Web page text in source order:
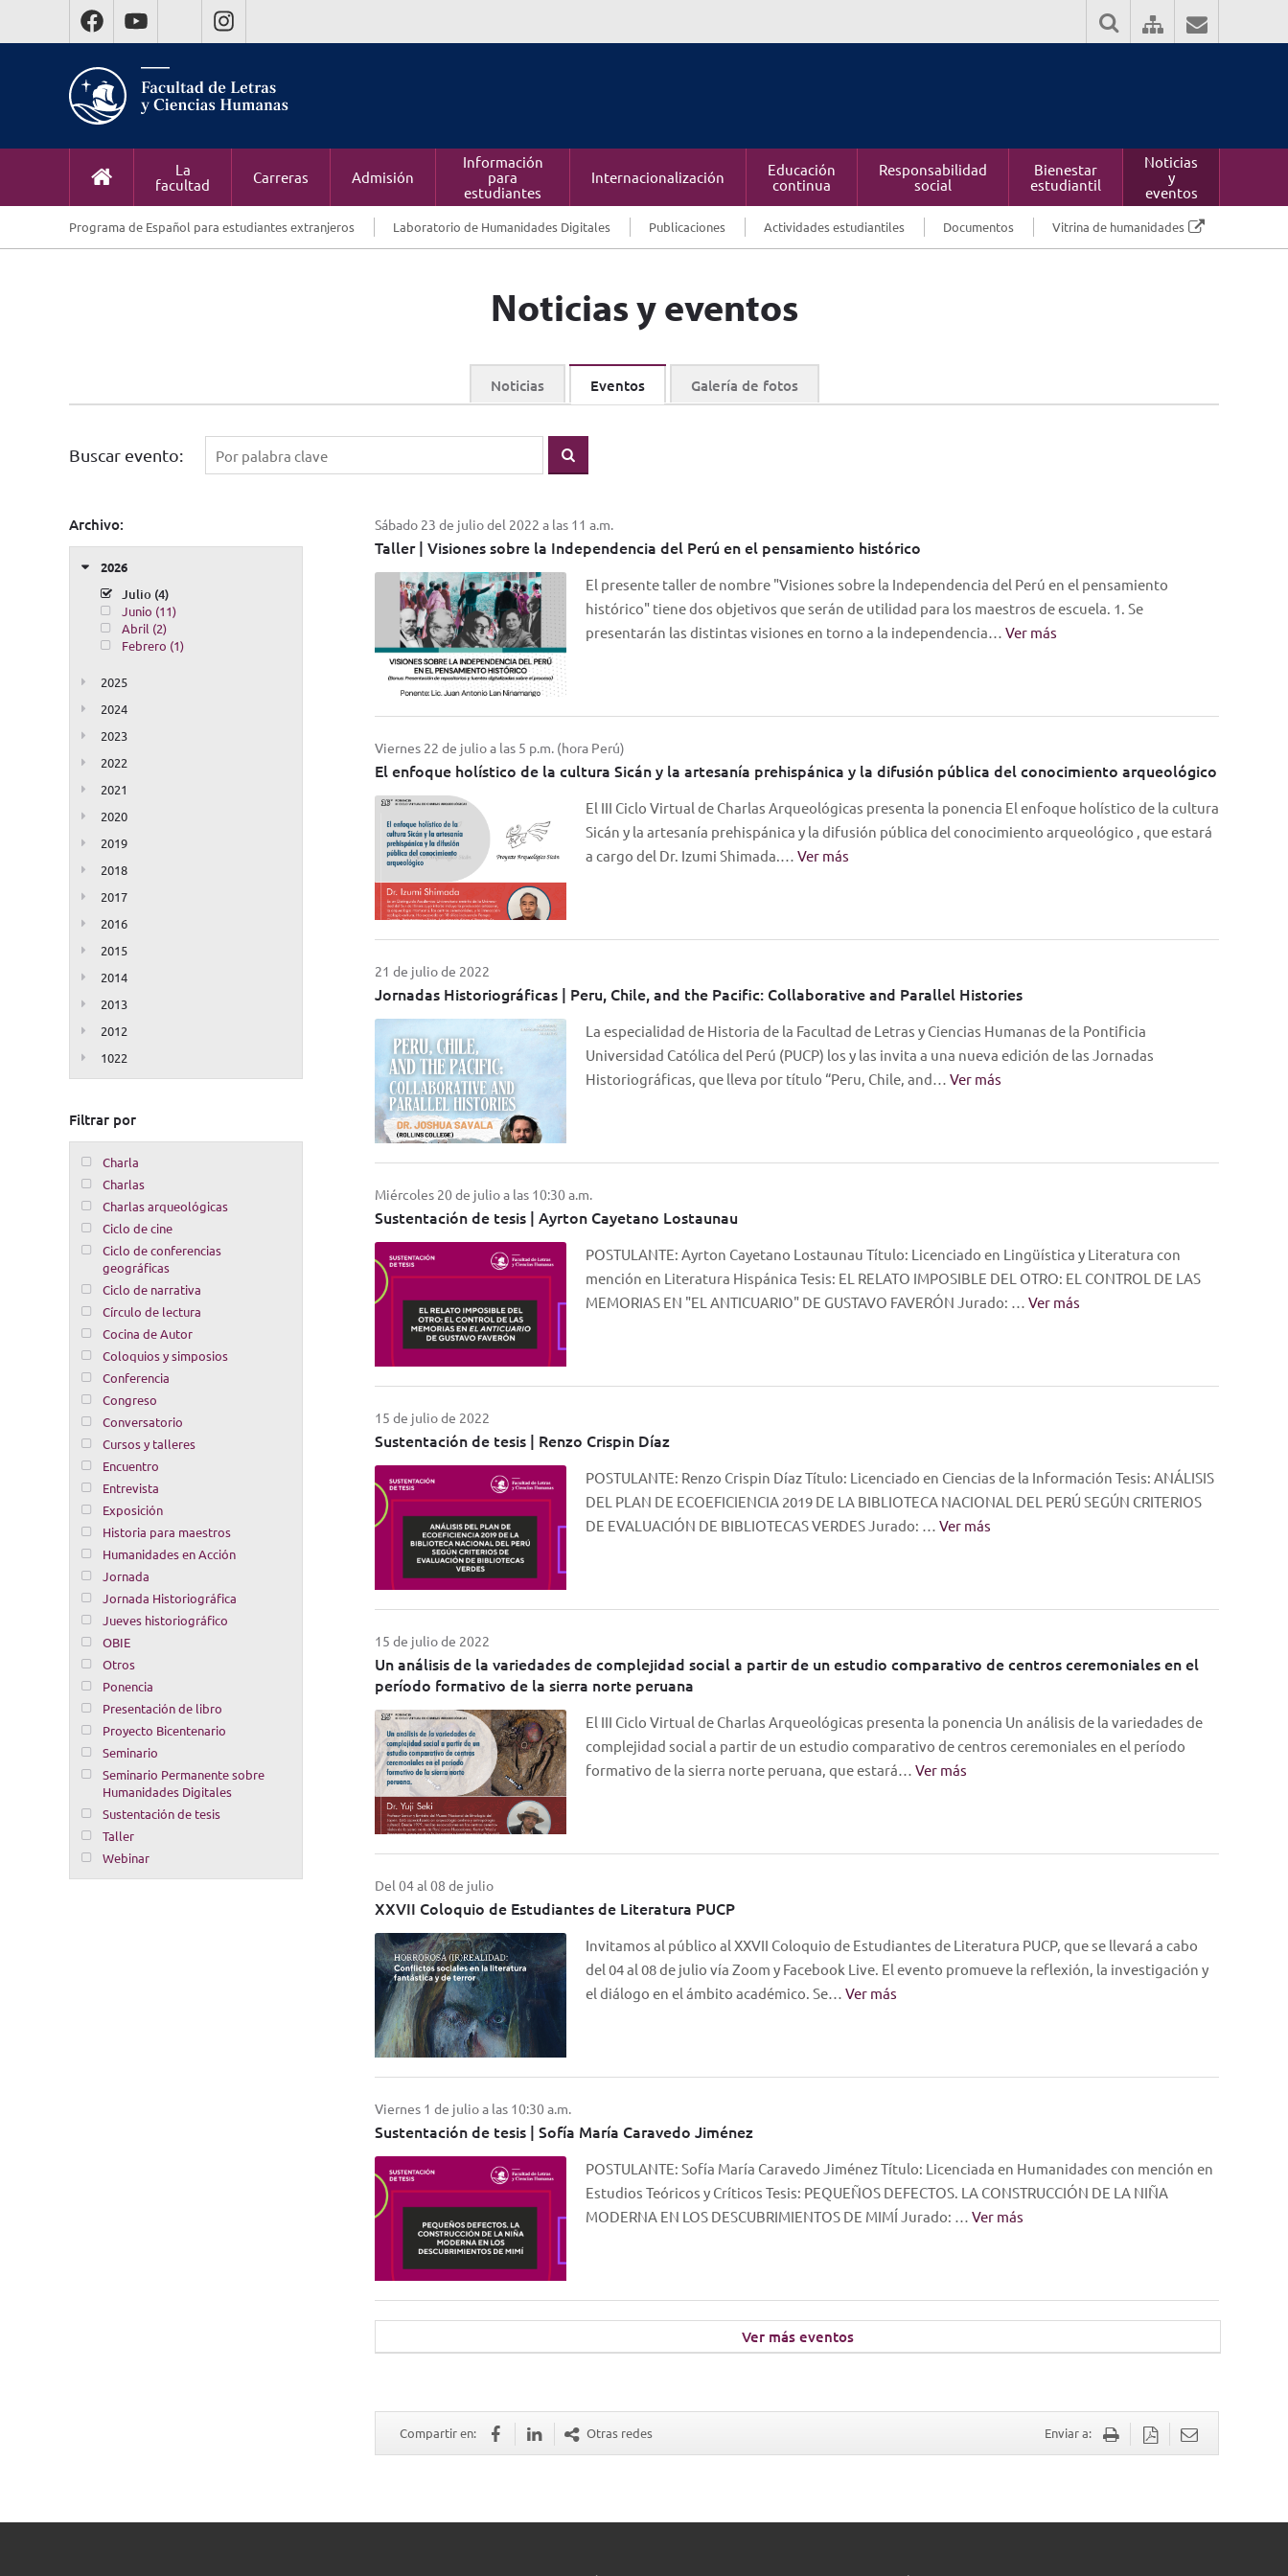
La
facultad
Carreras Admisión
Información
para
estudiantes
Internacionalización
Educación
continua
Responsabilidad
social
Bienestar
estudiantil
Noticias
y
eventos
Programa de Español para estudiantes extranjeros Laboratorio de Humanidades Digitales Publicaciones Actividades estudiantiles Documentos Vitrina de humanidades
Noticias y eventos
Noticias Eventos Galería de fotos
Buscar evento:
Archivo:
2026
Julio (4)
Junio (11)
Abril (2)
Febrero (1)
2025
2024
2023
2022
2021
2020
2019
2018
2017
2016
2015
2014
2013
2012
1022
Filtrar por
Charla
Charlas
Charlas arqueológicas
Ciclo de cine
Ciclo de conferencias
geográficas
Ciclo de narrativa
Círculo de lectura
Cocina de Autor
Coloquios y simposios
Conferencia
Congreso
Conversatorio
Cursos y talleres
Encuentro
Entrevista
Exposición
Historia para maestros
Humanidades en Acción
Jornada
Jornada Historiográfica
Jueves historiográfico
OBIE
Otros
Ponencia
Presentación de libro
Proyecto Bicentenario
Seminario
Seminario Permanente sobre
Humanidades Digitales
Sustentación de tesis
Taller
Webinar
Sábado 23 de julio del 2022 a las 11 a.m.
Taller | Visiones sobre la Independencia del Perú en el pensamiento histórico
El presente taller de nombre "Visiones sobre la Independencia del Perú en el pensamiento
histórico" tiene dos objetivos que serán de utilidad para los maestros de escuela. 1. Se
presentarán las distintas visiones en torno a la independencia… Ver más
Viernes 22 de julio a las 5 p.m. (hora Perú)
El enfoque holístico de la cultura Sicán y la artesanía prehispánica y la difusión pública del conocimiento arqueológico
El III Ciclo Virtual de Charlas Arqueológicas presenta la ponencia El enfoque holístico de la cultura
Sicán y la artesanía prehispánica y la difusión pública del conocimiento arqueológico , que estará
a cargo del Dr. Izumi Shimada.… Ver más
21 de julio de 2022
Jornadas Historiográficas | Peru, Chile, and the Pacific: Collaborative and Parallel Histories
La especialidad de Historia de la Facultad de Letras y Ciencias Humanas de la Pontificia
Universidad Católica del Perú (PUCP) los y las invita a una nueva edición de las Jornadas
Historiográficas, que lleva por título “Peru, Chile, and… Ver más
Miércoles 20 de julio a las 10:30 a.m.
Sustentación de tesis | Ayrton Cayetano Lostaunau
POSTULANTE: Ayrton Cayetano Lostaunau Título: Licenciado en Lingüística y Literatura con
mención en Literatura Hispánica Tesis: EL RELATO IMPOSIBLE DEL OTRO: EL CONTROL DE LAS
MEMORIAS EN "EL ANTICUARIO" DE GUSTAVO FAVERÓN Jurado: … Ver más
15 de julio de 2022
Sustentación de tesis | Renzo Crispin Díaz
POSTULANTE: Renzo Crispin Díaz Título: Licenciado en Ciencias de la Información Tesis: ANÁLISIS
DEL PLAN DE ECOEFICIENCIA 2019 DE LA BIBLIOTECA NACIONAL DEL PERÚ SEGÚN CRITERIOS
DE EVALUACIÓN DE BIBLIOTECAS VERDES Jurado: … Ver más
15 de julio de 2022
Un análisis de la variedades de complejidad social a partir de un estudio comparativo de centros ceremoniales en el
período formativo de la sierra norte peruana
El III Ciclo Virtual de Charlas Arqueológicas presenta la ponencia Un análisis de la variedades de
complejidad social a partir de un estudio comparativo de centros ceremoniales en el período
formativo de la sierra norte peruana, que estará… Ver más
Del 04 al 08 de julio
XXVII Coloquio de Estudiantes de Literatura PUCP
Invitamos al público al XXVII Coloquio de Estudiantes de Literatura PUCP, que se llevará a cabo
del 04 al 08 de julio vía Zoom y Facebook Live. El evento promueve la reflexión, la investigación y
el diálogo en el ámbito académico. Se… Ver más
Viernes 1 de julio a las 10:30 a.m.
Sustentación de tesis | Sofía María Caravedo Jiménez
POSTULANTE: Sofía María Caravedo Jiménez Título: Licenciada en Humanidades con mención en
Estudios Teóricos y Críticos Tesis: PEQUEÑOS DEFECTOS. LA CONSTRUCCIÓN DE LA NIÑA
MODERNA EN LOS DESCUBRIMIENTOS DE MIMÍ Jurado: … Ver más
Ver más eventos
Compartir en: Otras redes Enviar a: